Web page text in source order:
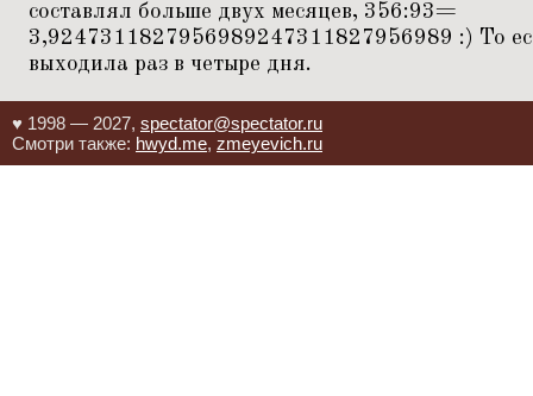
составлял больше двух месяцев, 356:93=
3,9247311827956989247311827956989 :) То
выходила раз в четыре дня.
♥ 1998 — 2027, spectator@spectator.ru
Смотри также: hwyd.me, zmeyevich.ru